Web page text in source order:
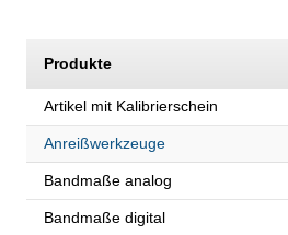
Produkte
Artikel mit Kalibrierschein
Anreißwerkzeuge
Bandmaße analog
Bandmaße digital